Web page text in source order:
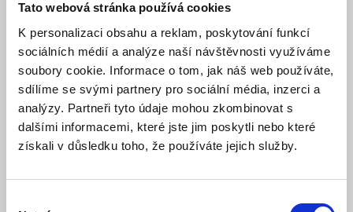
Tato webová stránka používá cookies
K personalizaci obsahu a reklam, poskytování funkcí
sociálních médií a analýze naší návštěvnosti využíváme
soubory cookie. Informace o tom, jak náš web používáte,
sdílíme se svými partnery pro sociální média, inzerci a
analýzy. Partneři tyto údaje mohou zkombinovat s
dalšími informacemi, které jste jim poskytli nebo které
získali v důsledku toho, že používáte jejich služby.
DANFOS
DAV-TECH
DEBEM
Dosatron International S.A.S.
DRAGFLOW SRL
DROPSA
DUDEK-PUMPEN GmbH &amp; Co.KG